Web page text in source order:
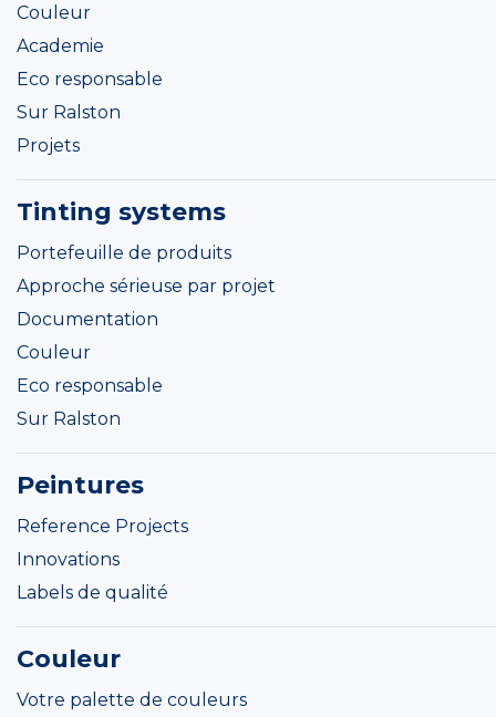
Couleur
Academie
Eco responsable
Sur Ralston
Projets
Tinting systems
Portefeuille de produits
Approche sérieuse par projet
Documentation
Couleur
Eco responsable
Sur Ralston
Peintures
Reference Projects
Innovations
Labels de qualité
Couleur
Votre palette de couleurs